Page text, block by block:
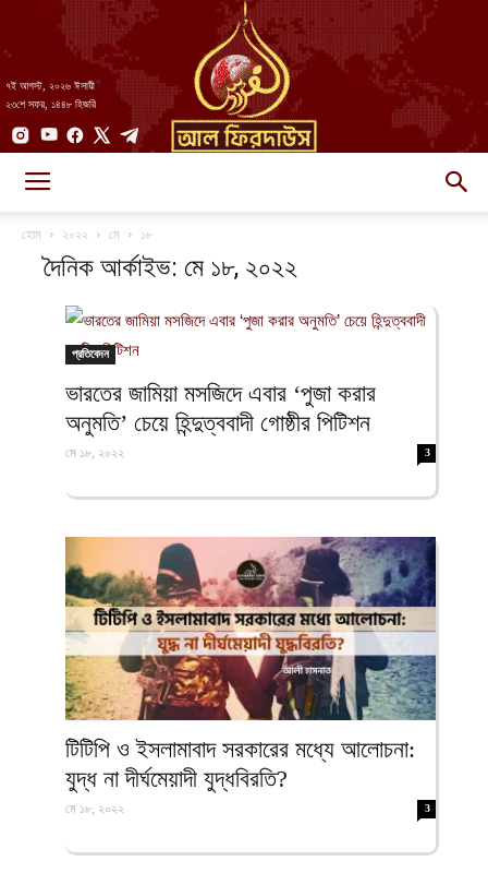
৭ই আগস্ট, ২০২৬ ঈসায়ী
২৩শে সফর, ১৪৪৮ হিজরি
আল-
ফিরদাউস
হোম ২০২২ মে ১৮
দৈনিক আর্কাইভ: মে ১৮, ২০২২
প্রতিবেদন
ভারতের জামিয়া মসজিদে এবার ‘পুজা করার
অনুমতি’ চেয়ে হিন্দুত্ববাদী গোষ্ঠীর পিটিশন
মে ১৮, ২০২২ 3
টিটিপি ও ইসলামাবাদ সরকারের মধ্যে আলোচনা:
যুদ্ধ না দীর্ঘমেয়াদী যুদ্ধবিরতি?
মে ১৮, ২০২২ 3